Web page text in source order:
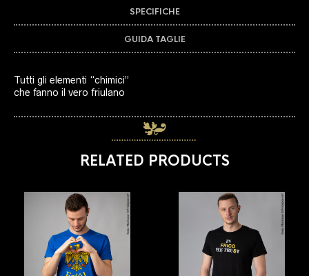
SPECIFICHE
GUIDA TAGLIE
Tutti gli elementi “chimici”
che fanno il vero friulano
RELATED PRODUCTS